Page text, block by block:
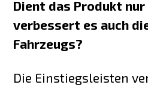
Dient das Produkt
verbessert es auch
Fahrzeugs?
Die Einstiegsleisten